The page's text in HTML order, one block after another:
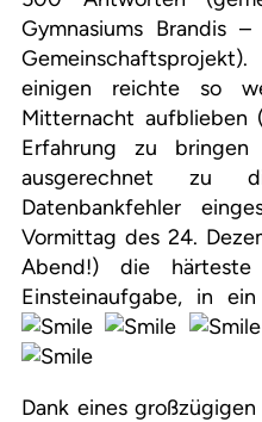
Gymnasiums Brandis
einigen reichte so
Mitternacht aufblieben
Erfahrung zu
ausgerechnet zu
Datenbankfehler
Vormittag des 24.
Abend!) die
Einsteinaufgabe, in
Dank eines